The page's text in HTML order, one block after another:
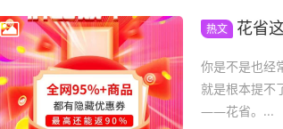
热文 花省
你是不是也经
就是根本提不
——花省。...